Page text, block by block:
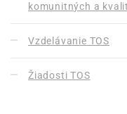
komunitných a
Vzdelávanie TOS
Žiadosti TOS